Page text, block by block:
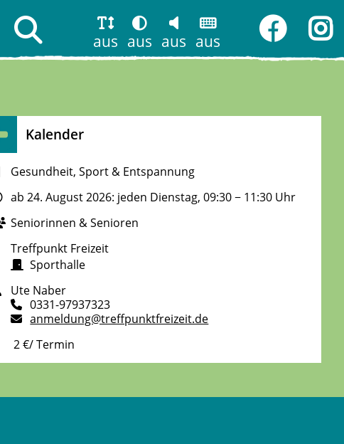
aus aus aus aus
Kalender
Gesundheit, Sport & Entspannung
ab 24. August 2026: jeden Dienstag, 09:30 − 11:30 Uhr
Seniorinnen & Senioren
Treffpunkt Freizeit
Sporthalle
Ute Naber
0331-97937323
anmeldung@treffpunktfreizeit.de
2 €/ Termin